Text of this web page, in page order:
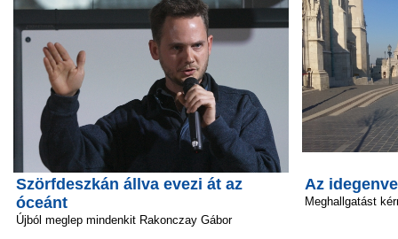
Szörfdeszkán állva evezi át az
óceánt
Újból meglep mindenkit Rakonczay Gábor
Az
Meghallgatást